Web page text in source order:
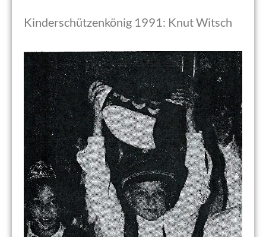
Kinderschützenkönig 1991: Knut Witsch